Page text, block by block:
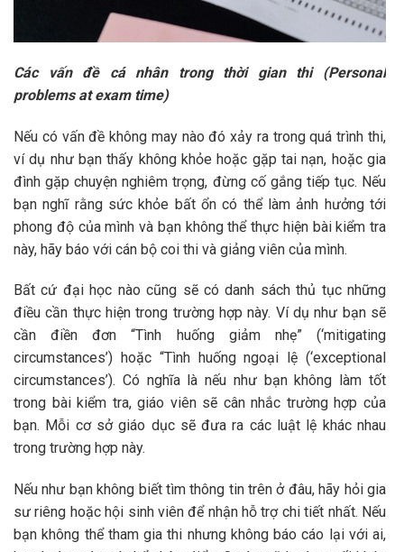
Các vấn đề cá nhân trong thời gian thi (Personal
problems at exam time)
Nếu có vấn đề không may nào đó xảy ra trong quá trình thi,
ví dụ như bạn thấy không khỏe hoặc gặp tai nạn, hoặc gia
đình gặp chuyện nghiêm trọng, đừng cố gắng tiếp tục. Nếu
bạn nghĩ rằng sức khỏe bất ổn có thể làm ảnh hưởng tới
phong độ của mình và bạn không thể thực hiện bài kiểm tra
này, hãy báo với cán bộ coi thi và giảng viên của mình.
Bất cứ đại học nào cũng sẽ có danh sách thủ tục những
điều cần thực hiện trong trường hợp này. Ví dụ như bạn sẽ
cần điền đơn “Tình huống giảm nhẹ” (‘mitigating
circumstances’) hoặc “Tình huống ngoại lệ (‘exceptional
circumstances’). Có nghĩa là nếu như bạn không làm tốt
trong bài kiểm tra, giáo viên sẽ cân nhắc trường hợp của
bạn. Mỗi cơ sở giáo dục sẽ đưa ra các luật lệ khác nhau
trong trường hợp này.
Nếu như bạn không biết tìm thông tin trên ở đâu, hãy hỏi gia
sư riêng hoặc hội sinh viên để nhận hỗ trợ chi tiết nhất. Nếu
bạn không thể tham gia thi nhưng không báo cáo lại với ai,